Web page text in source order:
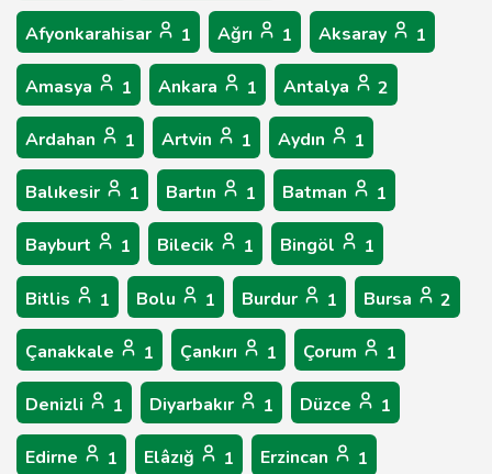
Afyonkarahisar 1 Ağrı 1 Aksaray 1
Amasya 1 Ankara 1 Antalya 2
Ardahan 1 Artvin 1 Aydın 1
Balıkesir 1 Bartın 1 Batman 1
Bayburt 1 Bilecik 1 Bingöl 1
Bitlis 1 Bolu 1 Burdur 1 Bursa 2
Çanakkale 1 Çankırı 1 Çorum 1
Denizli 1 Diyarbakır 1 Düzce 1
Edirne 1 Elâzığ 1 Erzincan 1